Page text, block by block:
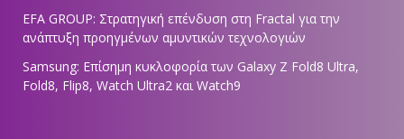
EFA GROUP: Στρατηγική επένδυση στη Fractal για την
ανάπτυξη προηγμένων αμυντικών τεχνολογιών
Samsung: Επίσημη κυκλοφορία των Galaxy Z Fold8 Ultra,
Fold8, Flip8, Watch Ultra2 και Watch9